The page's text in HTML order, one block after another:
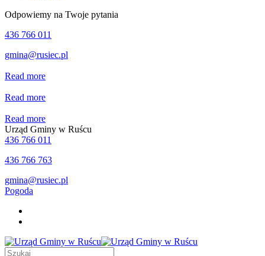
Odpowiemy na Twoje pytania
436 766 011
gmina@rusiec.pl
Read more
Read more
Read more
Urząd Gminy w Ruścu
436 766 011
436 766 763
gmina@rusiec.pl
Pogoda